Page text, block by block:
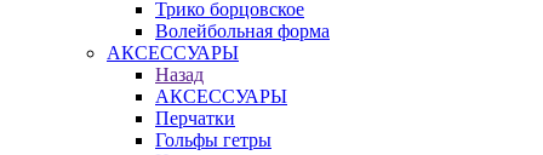
Трико борцовское
Волейбольная форма
АКСЕССУАРЫ
Назад
АКСЕССУАРЫ
Перчатки
Гольфы гетры